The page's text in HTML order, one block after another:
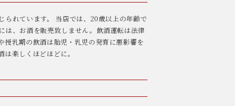
られています。 当店では、20歳以上の年齢で
は、お酒を販売致しません。飲酒運転は法律
授乳期の飲酒は胎児・乳児の発育に悪影響を
楽しくほどほどに。